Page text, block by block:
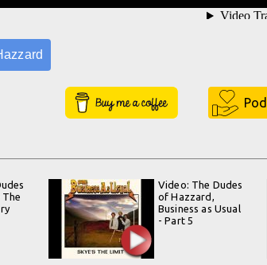
Buy Me a Coffee
Video: The Dudes
of Hazzard,
Business as Usual
- Part 5